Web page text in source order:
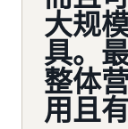
大规
具。
整体
用且